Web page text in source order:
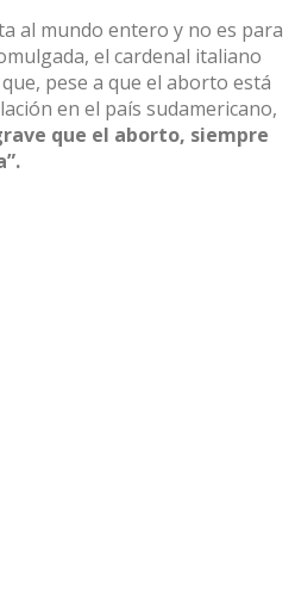
al mundo entero y no es para
el cardenal italiano
pese a que el aborto está
en el país sudamericano,
que el aborto, siempre